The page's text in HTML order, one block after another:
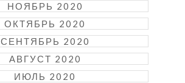
НОЯБРЬ 2020
ОКТЯБРЬ 2020
СЕНТЯБРЬ 2020
АВГУСТ 2020
ИЮЛЬ 2020